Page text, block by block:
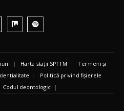
| Harta stații SPTFM | Termeni și
| Politică privind fișierele
Codul deontologic |